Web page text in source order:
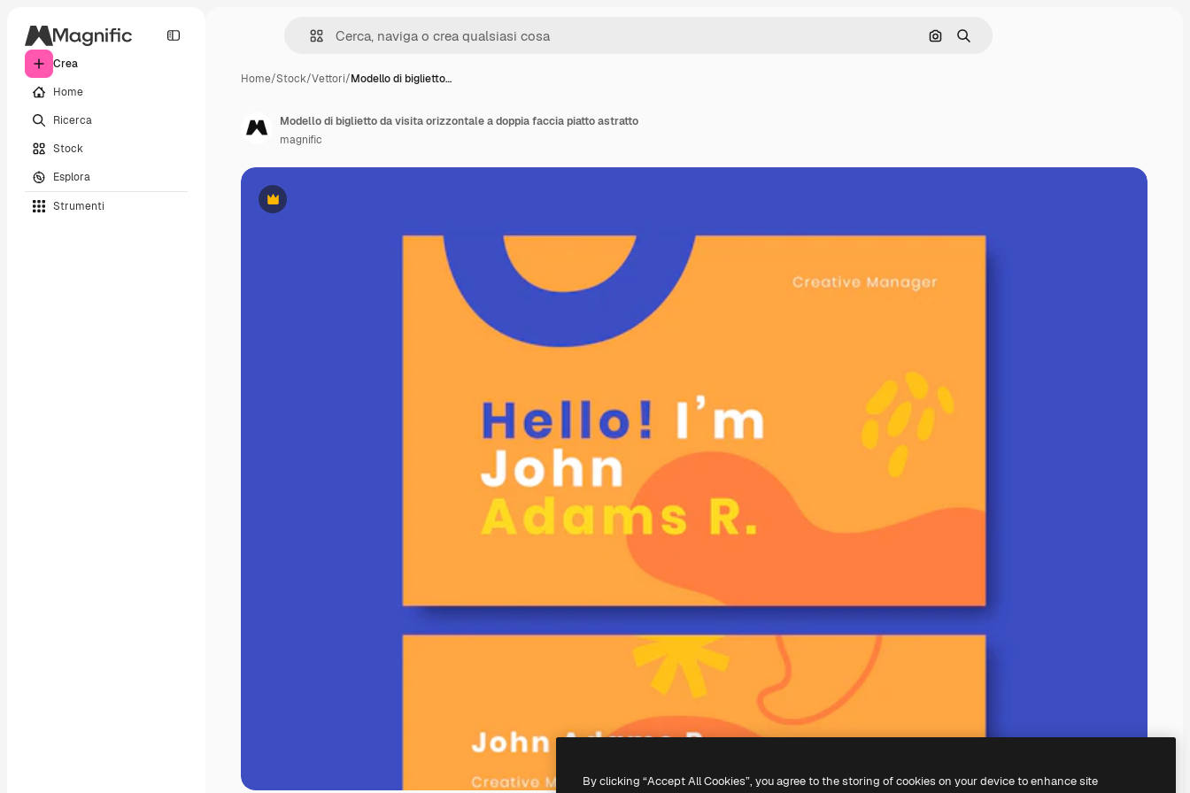
Crea
Home
Ricerca
Stock
Esplora
Strumenti
Cerca per immagine
Ricerca
Home/Stock/Vettori/Modello di biglietto…
Premium
Modello di biglietto da visita orizzontale a doppia faccia piatto astratto
magnific
By clicking “Accept All Cookies”, you agree to the storing of cookies on your device to enhance site